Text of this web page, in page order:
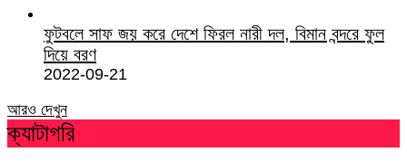
ফুটবলে সাফ জয় করে দেশে ফিরল নারী দল, বিমান বন্দরে ফুল
দিয়ে বরণ
2022-09-21
আরও দেখুন
ক্যাটাগরি